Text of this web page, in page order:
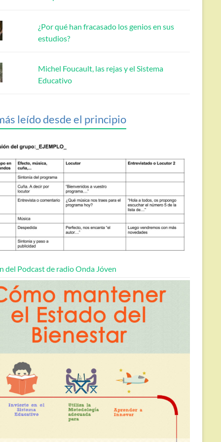
¿Por qué han fracasado los genios en sus
estudios?
Michel Foucault, las rejas y el Sistema
Educativo
leído desde el principio
del Podcast de radio Onda Jóven